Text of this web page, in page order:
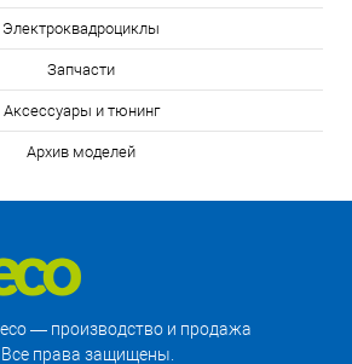
Электроквадроциклы
Запчасти
Аксессуары и тюнинг
Архив моделей
— производство и продажа
права защищены.